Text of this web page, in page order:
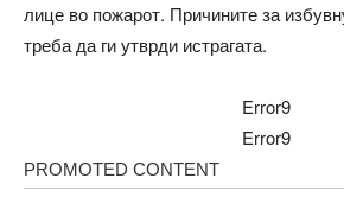
лице во пожарот. Причините за
треба да ги утврди истрагата.
Error9
Error9